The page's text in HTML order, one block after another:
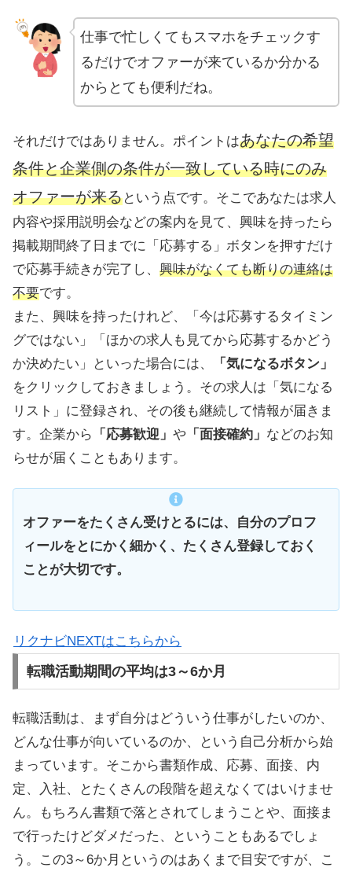
仕事で忙しくてもスマホをチェックす
るだけでオファーが来ているか分かる
からとても便利だね。
それだけではありません。ポイントはあなたの希望
条件と企業側の条件が一致している時にのみ
オファーが来るという点です。そこであなたは求人
内容や採用説明会などの案内を見て、興味を持ったら
掲載期間終了日までに「応募する」ボタンを押すだけ
で応募手続きが完了し、 興味がなくても断りの連絡は
不要です。
また、興味を持ったけれど、「今は応募するタイミン
グではない」「ほかの求人も見てから応募するかどう
か決めたい」といった場合には、
「気になるボタン」
をクリックしておきましょう。その求人は「気になる
リスト」に登録され、その後も継続して情報が届きま
す。企業から
「応募歓迎」 や 「面接確約」 などのお知
らせが届くこともあります。
オファーをたくさん受けとるには、自分のプロフ
ィールをとにかく細かく、たくさん登録しておく
ことが大切です。
リクナビNEXTはこちらから
転職活動期間の平均は3～6か月
転職活動は、まず自分はどういう仕事がしたいのか、
どんな仕事が向いているのか、という自己分析から始
まっています。そこから書類作成、応募、面接、内
定、入社、とたくさんの段階を超えなくてはいけませ
ん。もちろん書類で落とされてしまうことや、面接ま
で行ったけどダメだった、ということもあるでしょ
う。この3～6か月というのはあくまで目安ですが、こ